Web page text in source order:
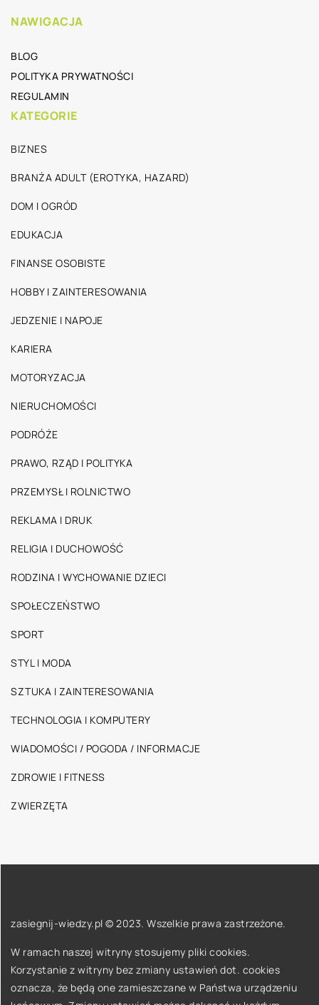
NAWIGACJA
BLOG
POLITYKA PRYWATNOŚCI
REGULAMIN
KATEGORIE
BIZNES
BRANŻA ADULT (EROTYKA, HAZARD)
DOM I OGRÓD
EDUKACJA
FINANSE OSOBISTE
HOBBY I ZAINTERESOWANIA
JEDZENIE I NAPOJE
KARIERA
MOTORYZACJA
NIERUCHOMOŚCI
PODRÓŻE
PRAWO, RZĄD I POLITYKA
PRZEMYSŁ I ROLNICTWO
REKLAMA I DRUK
RELIGIA I DUCHOWOŚĆ
RODZINA I WYCHOWANIE DZIECI
SPOŁECZEŃSTWO
SPORT
STYL I MODA
SZTUKA I ZAINTERESOWANIA
TECHNOLOGIA I KOMPUTERY
WIADOMOŚCI / POGODA / INFORMACJE
ZDROWIE I FITNESS
ZWIERZĘTA
zasiegnij-wiedzy.pl © 2023. Wszelkie prawa zastrzeżone.
W ramach naszej witryny stosujemy pliki cookies.
Korzystanie z witryny bez zmiany ustawień dot. cookies
oznacza, że będą one zamieszczane w Państwa urządzeniu